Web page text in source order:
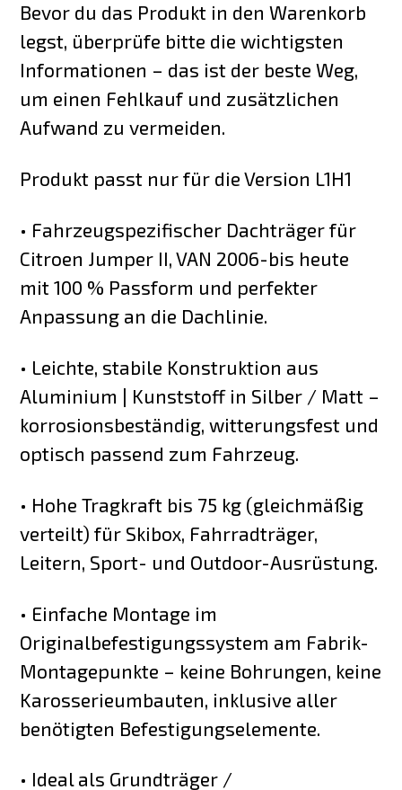
Bevor du das Produkt in den Warenkorb
legst, überprüfe bitte die wichtigsten
Informationen – das ist der beste Weg,
um einen Fehlkauf und zusätzlichen
Aufwand zu vermeiden.
Produkt passt nur für die Version L1H1
• Fahrzeugspezifischer Dachträger für
Citroen Jumper II, VAN 2006-bis heute
mit 100 % Passform und perfekter
Anpassung an die Dachlinie.
• Leichte, stabile Konstruktion aus
Aluminium | Kunststoff in Silber / Matt –
korrosionsbeständig, witterungsfest und
optisch passend zum Fahrzeug.
• Hohe Tragkraft bis 75 kg (gleichmäßig
verteilt) für Skibox, Fahrradträger,
Leitern, Sport- und Outdoor-Ausrüstung.
• Einfache Montage im
Originalbefestigungssystem am Fabrik-
Montagepunkte – keine Bohrungen, keine
Karosserieumbauten, inklusive aller
benötigten Befestigungselemente.
• Ideal als Grundträger /